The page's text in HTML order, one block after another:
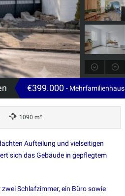
€399.000 - Mehrfamilienhaus
1090 m²
Aufteilung und vielseitigen
sich das Gebäude in gepflegtem
Schlafzimmer, ein Büro sowie